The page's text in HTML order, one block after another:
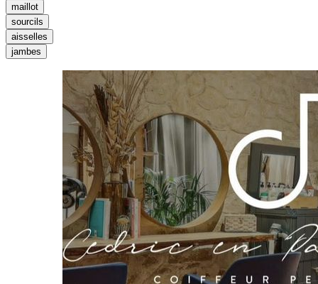
maillot
sourcils
aisselles
jambes